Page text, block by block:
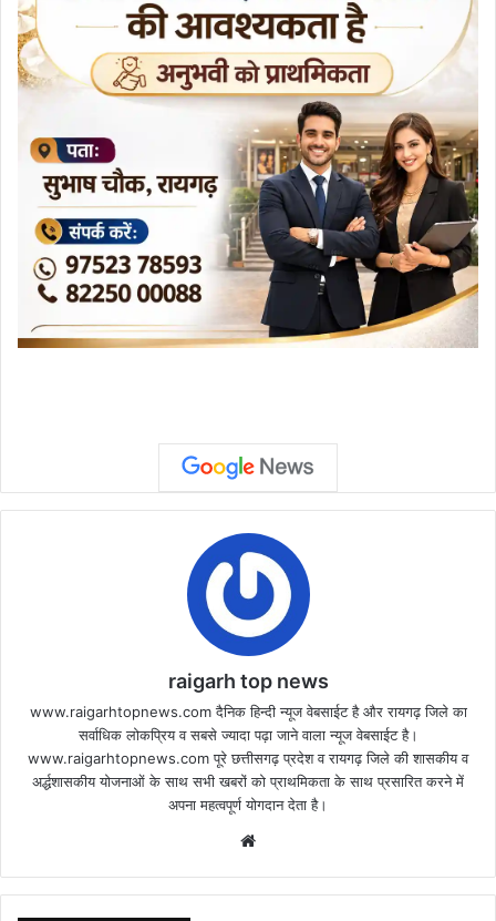
raigarh top news
www.raigarhtopnews.com दैनिक हिन्दी न्यूज वेबसाईट है और रायगढ़ जिले का
सर्वाधिक लोकप्रिय व सबसे ज्यादा पढ़ा जाने वाला न्यूज वेबसाईट है।
www.raigarhtopnews.com पूरे छत्तीसगढ़ प्रदेश व रायगढ़ जिले की शासकीय व
अर्द्धशासकीय योजनाओं के साथ सभी खबरों को प्राथमिकता के साथ प्रसारित करने में
अपना महत्वपूर्ण योगदान देता है।